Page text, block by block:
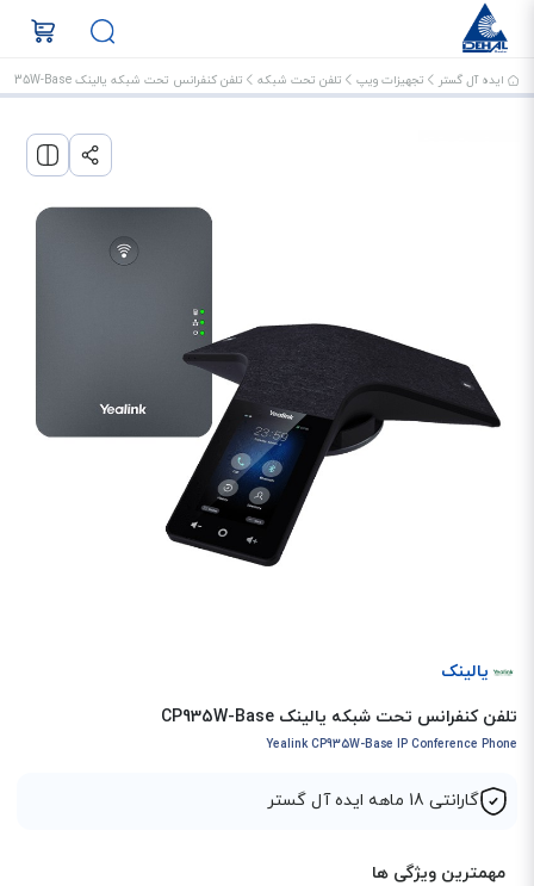
ایده آل گستر تجهیزات ویپ تلفن تحت شبکه تلفن کنفرانس تحت شبکه یالینک CP935W-Base
یالینک
تلفن کنفرانس تحت شبکه یالینک CP935W-Base
Yealink CP935W-Base IP Conference Phone
گارانتی 18 ماهه ایده آل گستر
مهمترین ویژگی ها